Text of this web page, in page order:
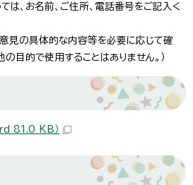
、お名前、ご住所、電話番号をご記入く
意見の具体的な内容等を必要に応じて確
目的で使用することはありません。）
81.0 KB）